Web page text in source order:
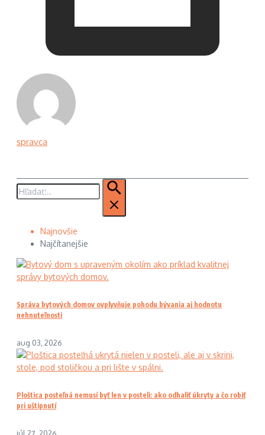
spravca
Hľadať:
Najnovšie
Najčítanejšie
Správa bytových domov ovplyvňuje pohodu bývania aj hodnotu
nehnuteľnosti
aug 03, 2026
Ploštica posteľná nemusí byť len v posteli: ako odhaliť úkryty a čo robiť
pri uštipnutí
júl 27, 2026